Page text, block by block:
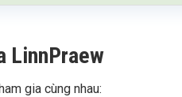
LinnPraew
gia cùng nhau: